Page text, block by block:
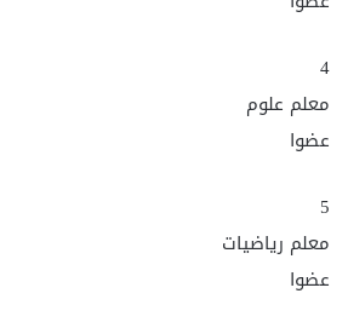
4
معلم علوم
عضوا
5
معلم رياضيات
عضوا